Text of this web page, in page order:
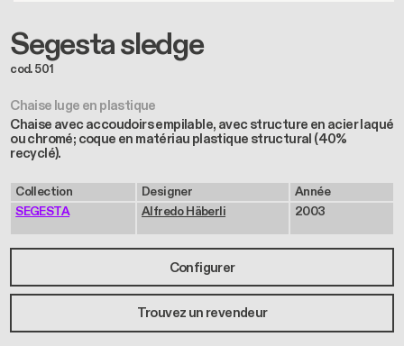
Segesta sledge
cod. 501
Chaise luge en plastique
Chaise avec accoudoirs empilable, avec structure en acier laqué
ou chromé; coque en matériau plastique structural (40%
recyclé).
Collection
SEGESTA
Designer
Alfredo Häberli
Année
2003
Configurer
Trouvez un revendeur